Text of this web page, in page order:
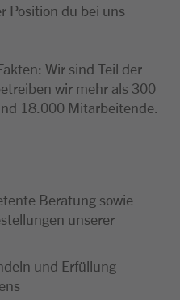
Position du bei uns
Wir sind Teil der
wir mehr als 300
18.000 Mitarbeitende.
Beratung sowie
unserer
und Erfüllung